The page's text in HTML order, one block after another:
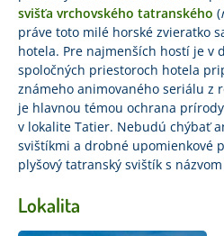
svišťa vrchovského tatranského (
práve toto milé horské zvieratko
hotela. Pre najmenších hostí je v
spoločných priestoroch hotela
známeho animovaného seriálu z
je hlavnou témou ochrana
v lokalite Tatier. Nebudú chýbať
svištíkmi a drobné upomienkové
plyšový tatranský svištík s
Lokalita